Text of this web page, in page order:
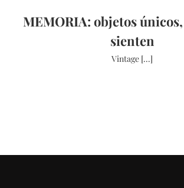
MEMORIA: objetos únicos,
sienten
Vintage [...]